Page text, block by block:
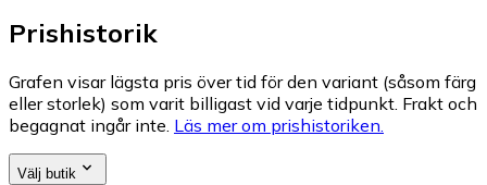
Prishistorik
Grafen visar lägsta pris över tid för den variant (såsom färg
eller storlek) som varit billigast vid varje tidpunkt. Frakt och
begagnat ingår inte. Läs mer om prishistoriken.
Välj butik